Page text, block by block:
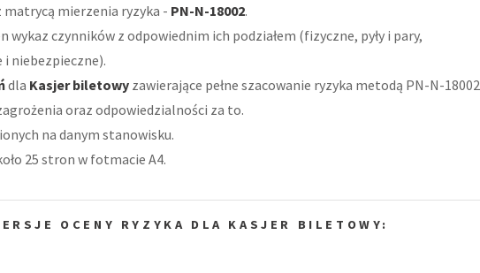
matrycą mierzenia ryzyka - PN-N-18002.
wykaz czynników z odpowiednim ich podziałem (fizyczne, pyły i pary,
niebezpieczne).
dla Kasjer biletowy zawierające pełne szacowanie ryzyka metodą PN-N-18002
oraz odpowiedzialności za to.
na danym stanowisku.
25 stron w fotmacie A4.
OCENY RYZYKA DLA KASJER BILETOWY: